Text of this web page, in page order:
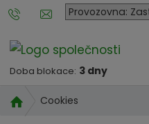
Doba blokace: 3 dny
P
b
k
v
Cookies